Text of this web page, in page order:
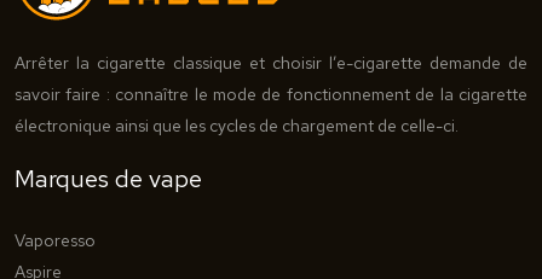
Arrêter la cigarette classique et choisir l’e-cigarette demande de
savoir faire : connaître le mode de fonctionnement de la cigarette
électronique ainsi que les cycles de chargement de celle-ci.
Marques de vape
Vaporesso
Aspire